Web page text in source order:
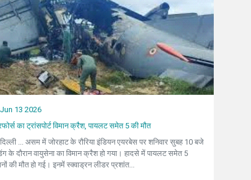
Jun 13 2026
का ट्रांसपोर्ट विमान क्रैश, पायलट समेत 5 की मौत
... असम में जोरहाट के रौरिया इंडियन एयरबेस पर शनिवार सुबह 10 बजे
के दौरान वायुसेना का विमान क्रैश हो गया। हादसे में पायलट समेत 5
की मौत हो गई। इनमें स्क्वाड्रन लीडर प्रशांत...